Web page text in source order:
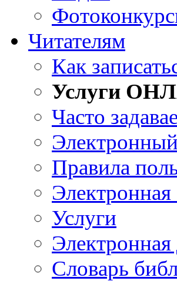
Читателям
Как
Услуги
Часто
Правила
Электронная
Услуги
Электронная
Словарь